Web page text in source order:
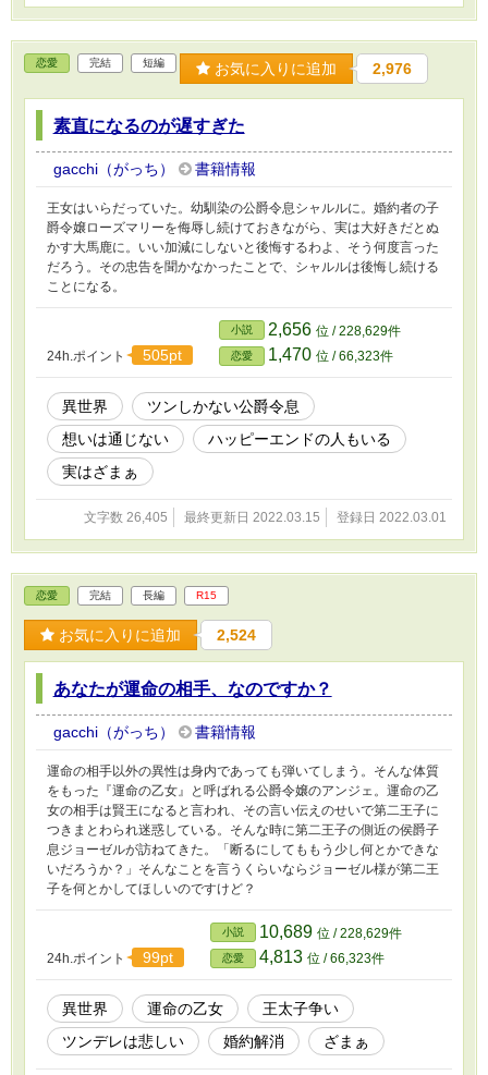
恋愛 完結 短編 お気に入りに追加 2,976
素直になるのが遅すぎた
gacchi（がっち） 書籍情報
王女はいらだっていた。幼馴染の公爵令息シャルルに。婚約者の子
爵令嬢ローズマリーを侮辱し続けておきながら、実は大好きだとぬ
かす大馬鹿に。いい加減にしないと後悔するわよ、そう何度言った
だろう。その忠告を聞かなかったことで、シャルルは後悔し続ける
ことになる。
24h.ポイント 505pt
小説 2,656 位 / 228,629件
恋愛 1,470 位 / 66,323件
異世界
ツンしかない公爵令息
想いは通じない
ハッピーエンドの人もいる
実はざまぁ
文字数 26,405 最終更新日 2022.03.15 登録日 2022.03.01
恋愛 完結 長編 R15
お気に入りに追加 2,524
あなたが運命の相手、なのですか？
gacchi（がっち） 書籍情報
運命の相手以外の異性は身内であっても弾いてしまう。そんな体質
をもった『運命の乙女』と呼ばれる公爵令嬢のアンジェ。運命の乙
女の相手は賢王になると言われ、その言い伝えのせいで第二王子に
つきまとわられ迷惑している。そんな時に第二王子の側近の侯爵子
息ジョーゼルが訪ねてきた。「断るにしてももう少し何とかできな
いだろうか？」そんなことを言うくらいならジョーゼル様が第二王
子を何とかしてほしいのですけど？
24h.ポイント 99pt
小説 10,689 位 / 228,629件
恋愛 4,813 位 / 66,323件
異世界 運命の乙女
王太子争い
ツンデレは悲しい
婚約解消 ざまぁ